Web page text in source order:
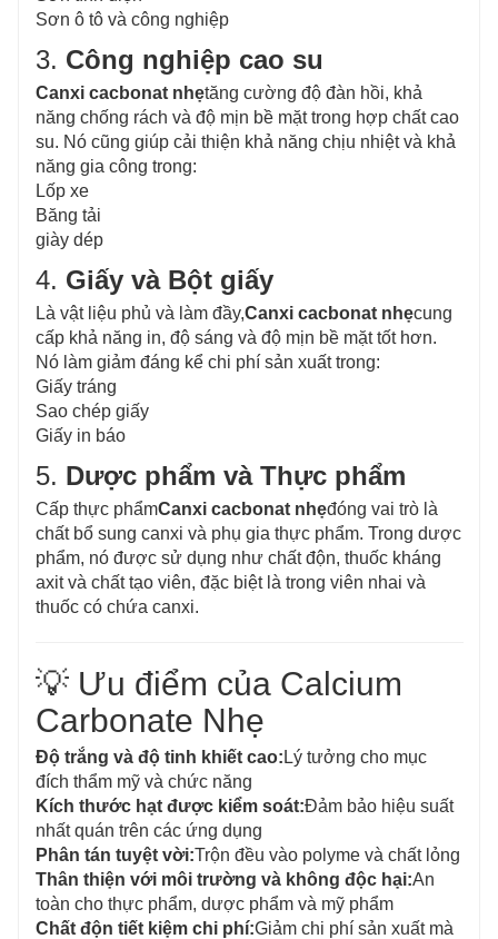
Sơn ô tô và công nghiệp
3. Công nghiệp cao su
Canxi cacbonat nhẹtăng cường độ đàn hồi, khả
năng chống rách và độ mịn bề mặt trong hợp chất cao
su. Nó cũng giúp cải thiện khả năng chịu nhiệt và khả
năng gia công trong:
Lốp xe
Băng tải
giày dép
4. Giấy và Bột giấy
Là vật liệu phủ và làm đầy,Canxi cacbonat nhẹcung
cấp khả năng in, độ sáng và độ mịn bề mặt tốt hơn.
Nó làm giảm đáng kể chi phí sản xuất trong:
Giấy tráng
Sao chép giấy
Giấy in báo
5. Dược phẩm và Thực phẩm
Cấp thực phẩmCanxi cacbonat nhẹđóng vai trò là
chất bổ sung canxi và phụ gia thực phẩm. Trong dược
phẩm, nó được sử dụng như chất độn, thuốc kháng
axit và chất tạo viên, đặc biệt là trong viên nhai và
thuốc có chứa canxi.
💡 Ưu điểm của Calcium
Carbonate Nhẹ
Độ trắng và độ tinh khiết cao: Lý tưởng cho mục
đích thẩm mỹ và chức năng
Kích thước hạt được kiểm soát:Đảm bảo hiệu suất
nhất quán trên các ứng dụng
Phân tán tuyệt vời:Trộn đều vào polyme và chất lỏng
Thân thiện với môi trường và không độc hại:An
toàn cho thực phẩm, dược phẩm và mỹ phẩm
Chất độn tiết kiệm chi phí:Giảm chi phí sản xuất mà